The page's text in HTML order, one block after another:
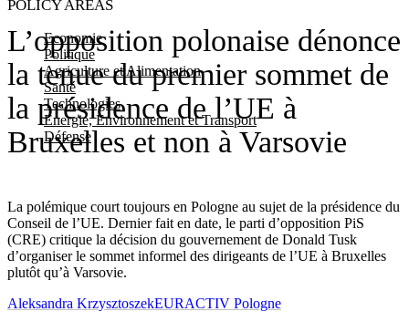
POLICY AREAS
Economie
Politique
Agriculture et Alimentation
Santé
Technologies
Energie, Environnement et Transport
Défense
L’opposition polonaise dénonce
la tenue du premier sommet de
la présidence de l’UE à
Bruxelles et non à Varsovie
La polémique court toujours en Pologne au sujet de la présidence du
Conseil de l’UE. Dernier fait en date, le parti d’opposition PiS
(CRE) critique la décision du gouvernement de Donald Tusk
d’organiser le sommet informel des dirigeants de l’UE à Bruxelles
plutôt qu’à Varsovie.
Aleksandra KrzysztoszekEURACTIV Pologne